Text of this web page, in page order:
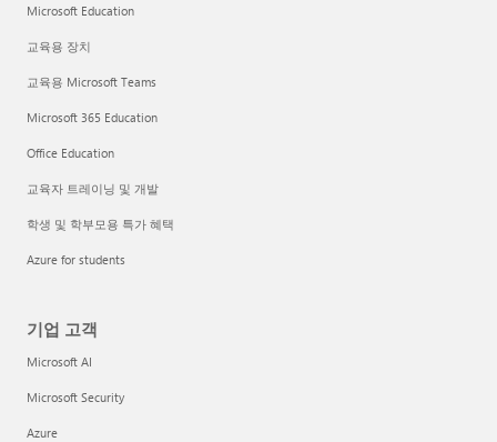
Microsoft Education
교육용 장치
교육용 Microsoft Teams
Microsoft 365 Education
Office Education
교육자 트레이닝 및 개발
학생 및 학부모용 특가 혜택
Azure for students
기업 고객
Microsoft AI
Microsoft Security
Azure